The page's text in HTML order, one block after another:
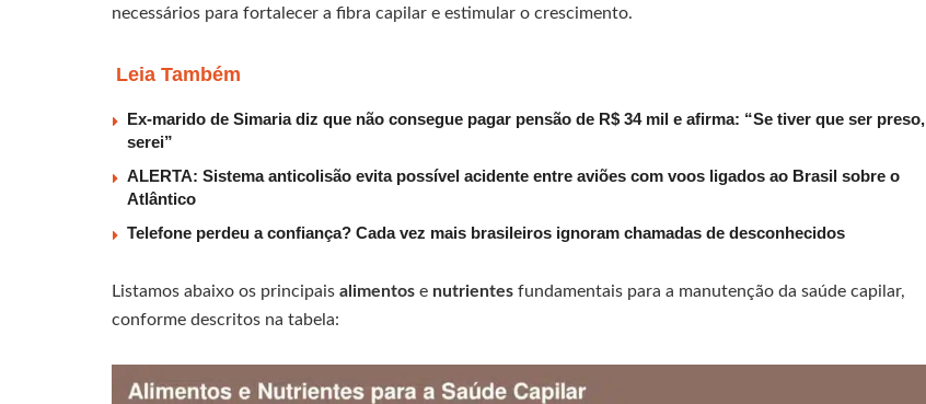
necessários para fortalecer a fibra capilar e estimular o crescimento.
Leia Também
Ex-marido de Simaria diz que não consegue pagar pensão de R$ 34 mil e afirma: “Se tiver que ser preso,
serei”
ALERTA: Sistema anticolisão evita possível acidente entre aviões com voos ligados ao Brasil sobre o
Atlântico
Telefone perdeu a confiança? Cada vez mais brasileiros ignoram chamadas de desconhecidos
Listamos abaixo os principais alimentos e nutrientes fundamentais para a manutenção da saúde capilar,
conforme descritos na tabela: